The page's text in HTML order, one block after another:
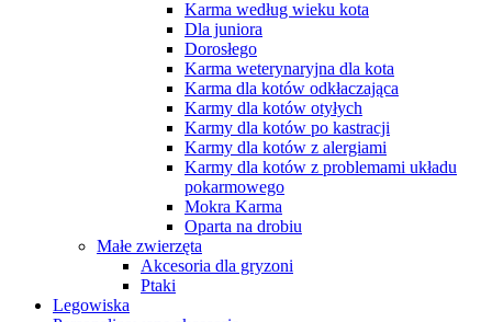
Karma według wieku kota
Dla juniora
Dorosłego
Karma weterynaryjna dla kota
Karma dla kotów odkłaczająca
Karmy dla kotów otyłych
Karmy dla kotów po kastracji
Karmy dla kotów z alergiami
Karmy dla kotów z problemami układu
pokarmowego
Mokra Karma
Oparta na drobiu
Małe zwierzęta
Akcesoria dla gryzoni
Ptaki
Legowiska